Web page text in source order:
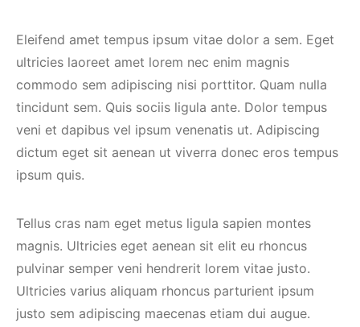
Eleifend amet tempus ipsum vitae dolor a sem. Eget
ultricies laoreet amet lorem nec enim magnis
commodo sem adipiscing nisi porttitor. Quam nulla
tincidunt sem. Quis sociis ligula ante. Dolor tempus
veni et dapibus vel ipsum venenatis ut. Adipiscing
dictum eget sit aenean ut viverra donec eros tempus
ipsum quis.
Tellus cras nam eget metus ligula sapien montes
magnis. Ultricies eget aenean sit elit eu rhoncus
pulvinar semper veni hendrerit lorem vitae justo.
Ultricies varius aliquam rhoncus parturient ipsum
justo sem adipiscing maecenas etiam dui augue.